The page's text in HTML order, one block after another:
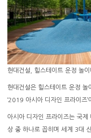
현대건설, 힐스테이트 운정 놀
현대건설은 힐스테이트 운정
‘2019 아시아 디자인 프라이즈’
아시아 디자인 프라이즈는 국제
상 중 하나로 꼽히며 세계 3대